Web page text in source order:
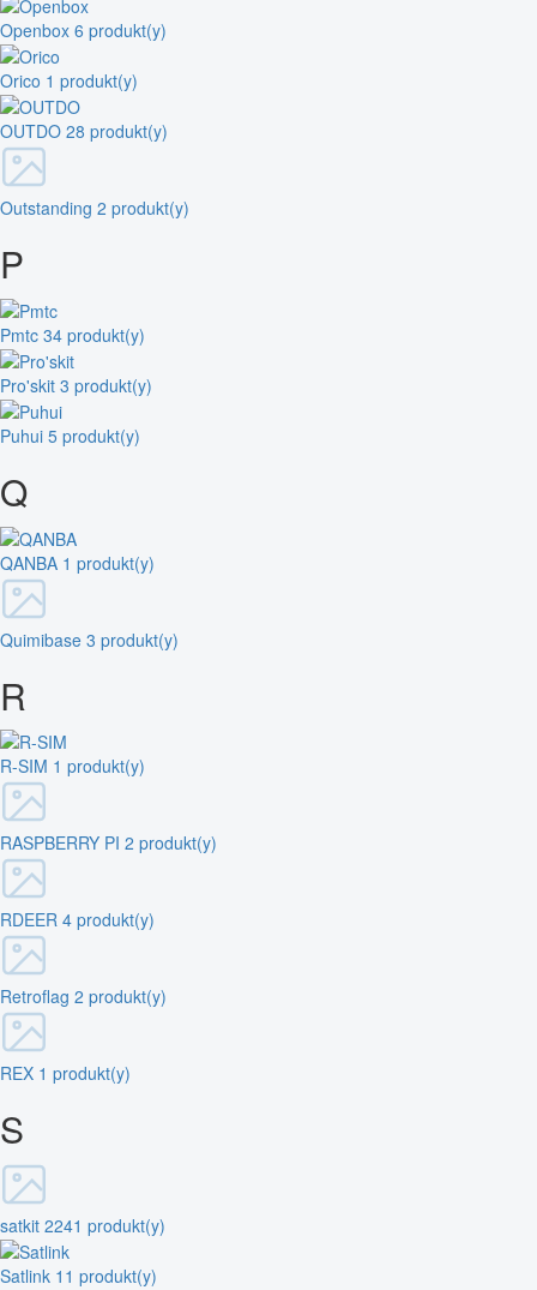
Openbox 6 produkt(y)
Orico 1 produkt(y)
OUTDO 28 produkt(y)
Outstanding 2 produkt(y)
P
Pmtc 34 produkt(y)
Pro'skit 3 produkt(y)
Puhui 5 produkt(y)
Q
QANBA 1 produkt(y)
Quimibase 3 produkt(y)
R
R-SIM 1 produkt(y)
RASPBERRY PI 2 produkt(y)
RDEER 4 produkt(y)
Retroflag 2 produkt(y)
REX 1 produkt(y)
S
satkit 2241 produkt(y)
Satlink 11 produkt(y)